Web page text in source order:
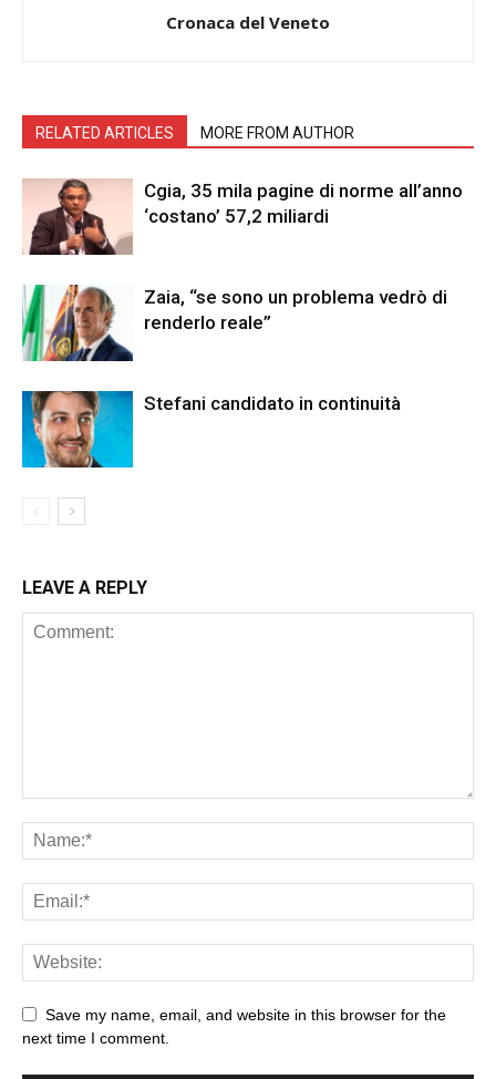
Cronaca del Veneto
RELATED ARTICLES MORE FROM AUTHOR
Cgia, 35 mila pagine di norme all’anno
‘costano’ 57,2 miliardi
Zaia, “se sono un problema vedrò di
renderlo reale”
Stefani candidato in continuità
LEAVE A REPLY
Save my name, email, and website in this browser for the
next time I comment.